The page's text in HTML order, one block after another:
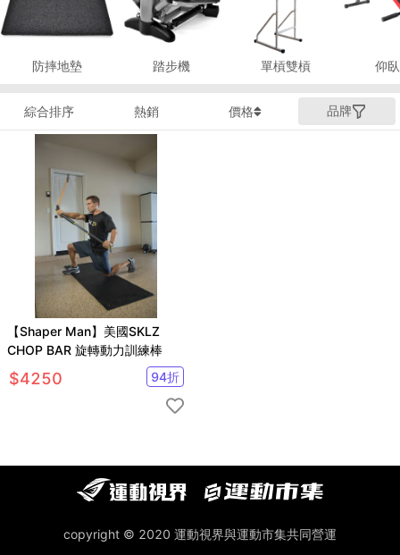
防摔地墊 踏步機 單槓雙槓 仰
綜合排序 熱銷 價格 品牌
【Shaper Man】美國SKLZ
CHOP BAR 旋轉動力訓練棒
$4250 94折
copyright © 2020 運動視界與運動市集共同營運